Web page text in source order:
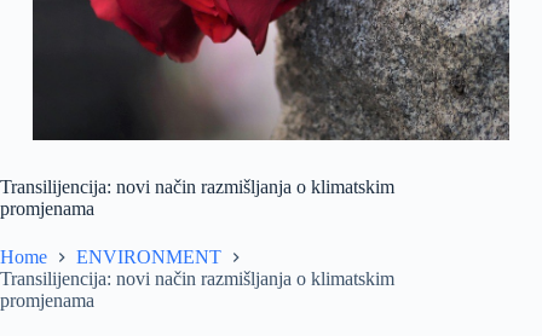
Transilijencija: novi način razmišljanja o klimatskim
promjenama
Home
ENVIRONMENT
Transilijencija: novi način razmišljanja o klimatskim
promjenama